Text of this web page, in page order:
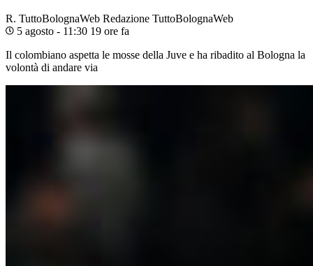
R. TuttoBolognaWeb Redazione TuttoBolognaWeb
5 agosto - 11:30 19 ore fa
Il colombiano aspetta le mosse della Juve e ha ribadito al Bologna la
volontà di andare via